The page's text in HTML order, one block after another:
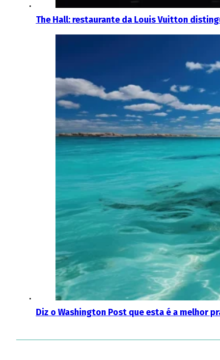
The Hall: restaurante da Louis Vuitton
Diz o Washington Post que esta é a melhor